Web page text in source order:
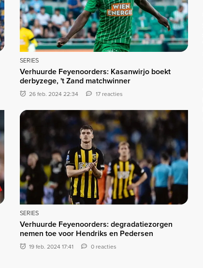
SERIES
Verhuurde Feyenoorders: Kasanwirjo boekt
derbyzege, 't Zand matchwinner
26 feb. 2024 22:34 17 reacties
SERIES
Verhuurde Feyenoorders: degradatiezorgen
nemen toe voor Hendriks en Pedersen
19 feb. 2024 17:41 0 reacties